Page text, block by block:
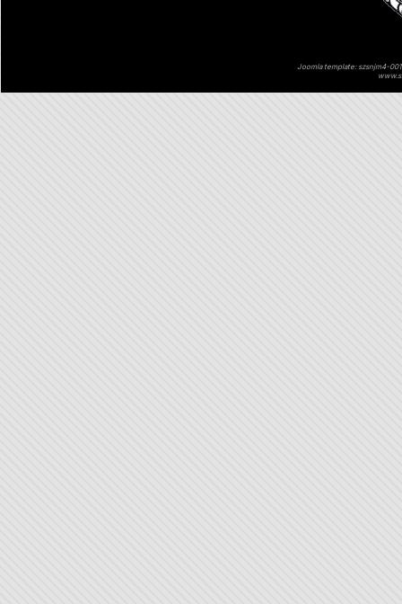
Joomla template: szsnjm4-